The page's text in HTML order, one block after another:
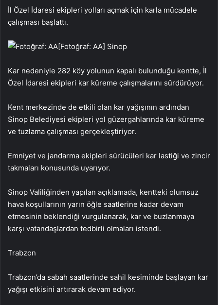
İl Özel İdaresi ekipleri yolları açmak için karla mücadele
çalışması başlattı.
[Fotoğraf: AA] Sinop
Kar nedeniyle 282 köy yolunun kapalı bulunduğu kentte, İl
Özel İdaresi ekipleri kar küreme çalışmalarını sürdürüyor.
Kent merkezinde de etkili olan kar yağışının ardından
Sinop Belediyesi ekipleri yol güzergahlarında kar küreme
ve tuzlama çalışması gerçekleştiriyor.
Emniyet ve jandarma ekipleri sürücüleri kar lastiği ve zincir
takmaları konusunda uyarıyor.
Sinop Valiliğinden yapılan açıklamada, kentteki olumsuz
hava koşullarının yarın öğle saatlerine kadar devam
etmesinin beklendiği vurgulanarak, kar ve buzlanmaya
karşı vatandaşlardan tedbirli olmaları istendi.
Trabzon
Trabzon’da sabah saatlerinde sahil kesiminde başlayan kar
yağışı etkisini artırarak devam ediyor.